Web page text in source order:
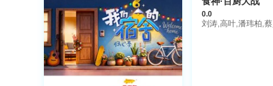
0.0
刘涛,高叶,潘玮柏,